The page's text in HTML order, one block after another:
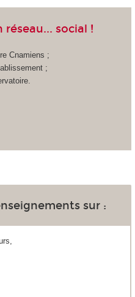
réseau... social !
Cnamiens ;
;
sur :